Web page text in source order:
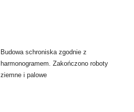
Budowa schroniska zgodnie z
harmonogramem. Zakończono roboty
ziemne i palowe